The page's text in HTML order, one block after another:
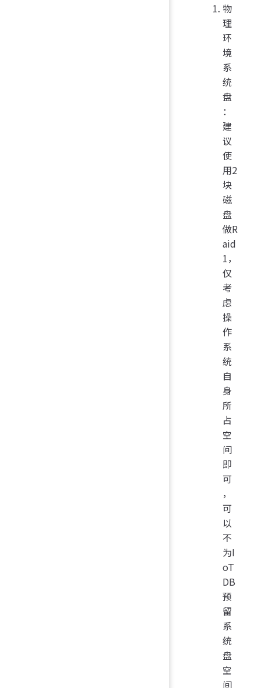
物
理
环
境
系
统
盘
：
建
议
使
用2
块
磁
盘
做R
aid
1，
仅
考
虑
操
作
系
统
自
身
所
占
空
间
即
可
，
可
以
不
为I
oT
DB
预
留
系
统
盘
空
间